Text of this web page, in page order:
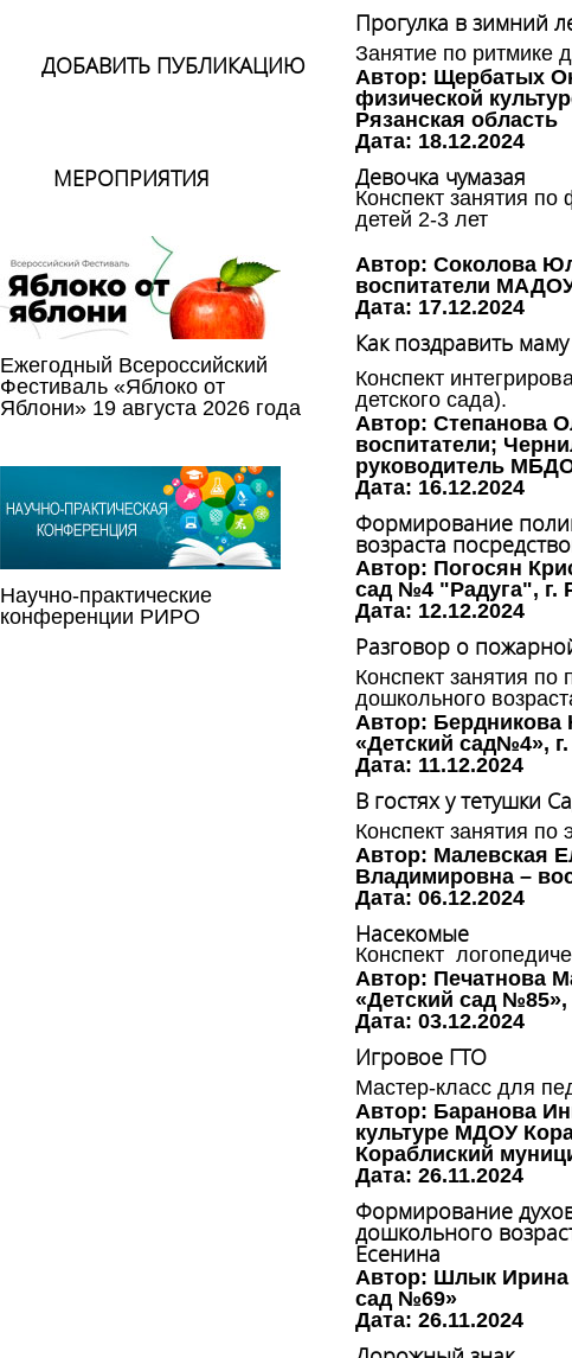
ДОБАВИТЬ ПУБЛИКАЦИЮ
МЕРОПРИЯТИЯ
Ежегодный Всероссийский
Фестиваль «Яблоко от
Яблони» 19 августа 2026 года
Научно-практические
конференции РИРО
Прогулка в зимний
Занятие по ритмике
Автор: Щербатых
физической
Рязанская область
Дата: 18.12.2024
Девочка чумазая
Конспект занятия
детей 2-3 лет
Автор: Соколова
воспитатели
Дата: 17.12.2024
Как поздравить
Конспект
детского сада).
Автор: Степанова
воспитатели;
руководитель
Дата: 16.12.2024
Формирование
возраста
Автор: Погосян
сад №4 "Радуга", г.
Дата: 12.12.2024
Разговор о
Конспект занятия
дошкольного
Автор:
«Детский сад№4»,
Дата: 11.12.2024
В гостях у тетушки
Конспект занятия по
Автор: Малевская
Владимировна –
Дата: 06.12.2024
Насекомые
Конспект
Автор: Печатнова
«Детский сад №85»,
Дата: 03.12.2024
Игровое ГТО
Мастер-класс для
Автор: Баранова
культуре МДОУ
Кораблиский
Дата: 26.11.2024
Формирование
дошкольного
Есенина
Автор: Шлык Ирина
сад №69»
Дата: 26.11.2024